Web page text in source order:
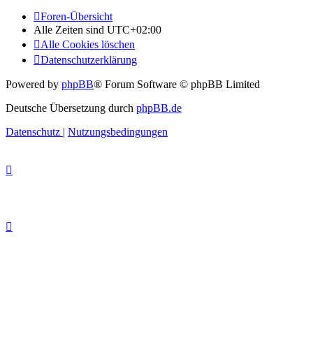
Foren-Übersicht
Alle Zeiten sind UTC+02:00
Alle Cookies löschen
Datenschutzerklärung
Powered by phpBB® Forum Software © phpBB Limited
Deutsche Übersetzung durch phpBB.de
Datenschutz | Nutzungsbedingungen